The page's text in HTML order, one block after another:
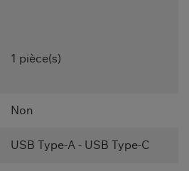
1 pièce(s)
Non
USB Type-A - USB Type-C